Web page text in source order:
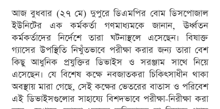
আজ বুধবার (২৭ মে) দুপুরে ডিএমপির বোম ডিসপোজাল
ইউনিটের এক কর্মকর্তা গণমাধ্যমকে জানান, ঊর্ধ্বতন
কর্মকর্তাদের নির্দেশে তারা ঘটনাস্থলে এসেছেন। বিষাক্ত
গ্যাসের উপস্থিতি নিখুঁতভাবে পরীক্ষা করার জন্য তারা বেশ
কিছু আধুনিক প্রযুক্তির ডিভাইস ও সরঞ্জাম সাথে নিয়ে
এসেছেন। যে বিশেষ কক্ষে নবজাতকরা চিকিৎসাধীন থাকা
অবস্থায় মারা গেছে, সেই কক্ষের ভেতরের বাতাস ও পরিবেশ
এই ডিভাইসগুলোর সাহায্যে বিশদভাবে পরীক্ষা-নিরীক্ষা করা